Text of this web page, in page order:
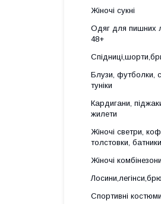
Жіночі сукні
Одяг для пишних
48+
Блузи, футболки,
туніки
Кардигани,
жилети
Жіночі светри,
толстовки,
Жіночі
Спортивні костюми